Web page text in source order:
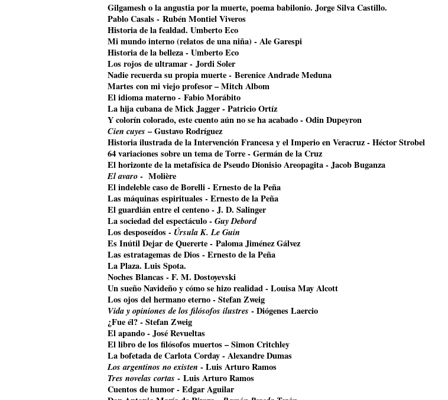
Gilgamesh o la angustia por la muerte, poema babilonio. Jorge Silva Castillo.
Pablo Casals - Rubén Montiel Viveros
Historia de la fealdad. Umberto Eco
Mi mundo interno (relatos de una niña) - Ale Garespi
Historia de la belleza - Umberto Eco
Los rojos de ultramar - Jordi Soler
Nadie recuerda su propia muerte - Berenice Andrade Meduna
Martes con mi viejo profesor – Mitch Albom
El idioma materno - Fabio Morábito
La hija cubana de Mick Jagger- Patricio Ortíz
Y colorín colorado, este cuento aún no se ha acabado - Odin Dupeyron
Cien cuyes – Gustavo Rodríguez
Historia ilustrada de la Intervención Francesa y el Imperio en Veracruz - Héctor Strobel
64 variaciones sobre un tema de Torre - Germán de la Cruz
El horizonte de la metafísica de Pseudo Dionisio Areopagita - Jacob Buganza
El avaro- Molière
El indeleble caso de Borelli - Ernesto de la Peña
Las máquinas espirituales - Ernesto de la Peña
El guardián entre el centeno - J. D. Salinger
La sociedad del espectáculo -Guy Debord
Los desposeídos - Úrsula K. Le Guin
Es Inútil Dejar de Quererte - Paloma Jiménez Gálvez
Las estratagemas de Dios - Ernesto de la Peña
La Plaza. Luis Spota.
Noches Blancas - F. M. Dostoyevski
Un sueño Navideño y cómo se hizo realidad - Louisa May Alcott
Los ojos del hermano eterno - Stefan Zweig
Vida y opiniones de los filósofos ilustres - Diógenes Laercio
¿Fue él? - Stefan Zweig
El apando - José Revueltas
El libro de los filósofos muertos – Simon Critchley
La bofetada de Carlota Corday - Alexandre Dumas
Los argentinos no existen - Luis Arturo Ramos
Tres novelas cortas - Luis Arturo Ramos
Cuentos de humor - Edgar Aguilar